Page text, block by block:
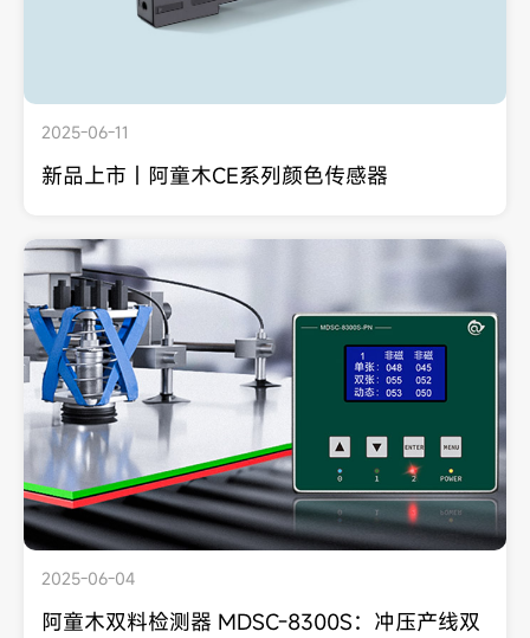
2025-06-11
新品上市丨阿童木CE系列颜色传感器
2025-06-04
阿童木双料检测器 MDSC-8300S：冲压产线双